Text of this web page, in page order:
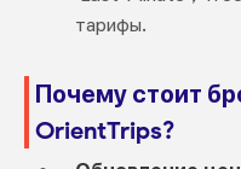
тарифы.
Почему стоит
OrientTrips?